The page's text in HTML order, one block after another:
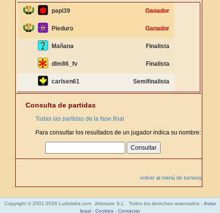
papi39 Ganador
Pieduro Ganador
Mañana Finalista
dlm86_fv Finalista
carlsen61 Semifinalista
Consulta de partidas
Todas las partidas de la fase final
Para consultar los resultados de un jugador indica su nombre:
volver al menú de torneos
Copyright © 2001-2026 Ludoteka.com Jokosare S.L. Todos los derechos reservados - Aviso
legal - Cookies - Contactar